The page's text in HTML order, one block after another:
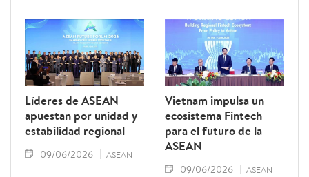
Líderes de ASEAN
apuestan por unidad y
estabilidad regional
09/06/2026 ASEAN
Vietnam impulsa un
ecosistema Fintech
para el futuro de la
ASEAN
09/06/2026 ASEAN